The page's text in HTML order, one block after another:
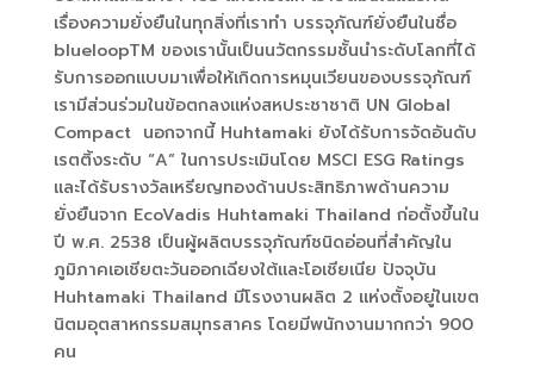
เรื่องความยั่งยืนในทุกสิ่งที่เราทำ บรรจุภัณฑ์ยั่งยืนในชื่อ
blueloopTM ของเรานั้นเป็นนวัตกรรมชั้นนำระดับโลกที่ได้
รับการออกแบบมาเพื่อให้เกิดการหมุนเวียนของบรรจุภัณฑ์
เรามีส่วนร่วมในข้อตกลงแห่งสหประชาชาติ UN Global
Compact นอกจากนี้ Huhtamaki ยังได้รับการจัดอันดับ
เรตติ้งระดับ “A” ในการประเมินโดย MSCI ESG Ratings
และได้รับรางวัลเหรียญทองด้านประสิทธิภาพด้านความ
ยั่งยืนจาก EcoVadis Huhtamaki Thailand ก่อตั้งขึ้นใน
ปี พ.ศ. 2538 เป็นผู้ผลิตบรรจุภัณฑ์ชนิดอ่อนที่สำคัญใน
ภูมิภาคเอเชียตะวันออกเฉียงใต้และโอเชียเนีย ปัจจุบัน
Huhtamaki Thailand มีโรงงานผลิต 2 แห่งตั้งอยู่ในเขต
นิตมอุตสาหกรรมสมุทรสาคร โดยมีพนักงานมากกว่า 900
คน